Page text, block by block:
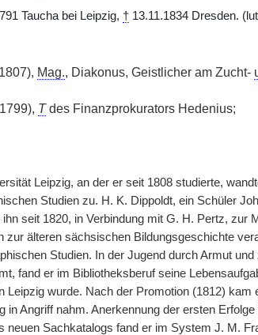
Taucha bei Leipzig, †13.11.1834 Dresden.
Mag., Diakonus, Geistlicher am Zucht-
Tdes Finanzprokurators Hedenius;
Leipzig, an der er seit 1808 studierte,
Studien zu. H. K. Dippoldt, ein Schüler
seit 1820, in Verbindung mit G. H. Pertz, zur
zur älteren sächsischen Bildungsgeschichte
Studien. In der Jugend durch Armut
fand er im Bibliotheksberuf seine
Leipzig wurde. Nach der Promotion (1812)
in Angriff nahm. Anerkennung der ersten
neuen Sachkatalogs fand er im System J. M.